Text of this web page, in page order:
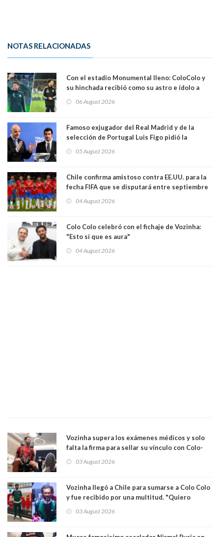
NOTAS RELACIONADAS
Con el estadio Monumental lleno: ColoColo y
su hinchada recibió como su astro e ídolo a
06 August 2026
Famoso exjugador del Real Madrid y de la
selección de Portugal Luis Figo pidió la
comportamiento más bajo y cobarde que he
05 August 2026
Chile confirma amistoso contra EE.UU. para la
fecha FIFA que se disputará entre septiembre
04 August 2026
Colo Colo celebró con el fichaje de Vozinha:
"Esto sí que es aura"
04 August 2026
Vozinha supera los exámenes médicos y solo
falta la firma para sellar su vínculo con Colo-
03 August 2026
Vozinha llegó a Chile para sumarse a Colo Colo
y fue recibido por una multitud. "Quiero
hinchas"
03 August 2026